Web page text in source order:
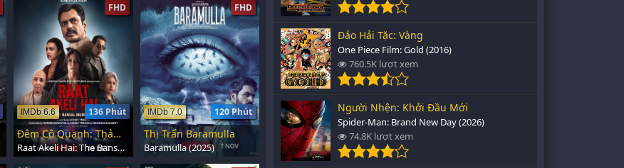
FHD
136 Phút
IMDb 6.6
Đêm Cô Quạnh: Thảm Sát Gia Đình Bansal
Raat Akeli Hai: The Bansal Murders (2025)
FHD
120 Phút
IMDb 7.0
Thị Trấn Baramulla
Baramulla (2025)
Đảo Hải Tặc: Vàng
One Piece Film: Gold (2016)
760.5K lượt xem
Người Nhện: Khởi Đầu Mới
Spider-Man: Brand New Day (2026)
74.8K lượt xem